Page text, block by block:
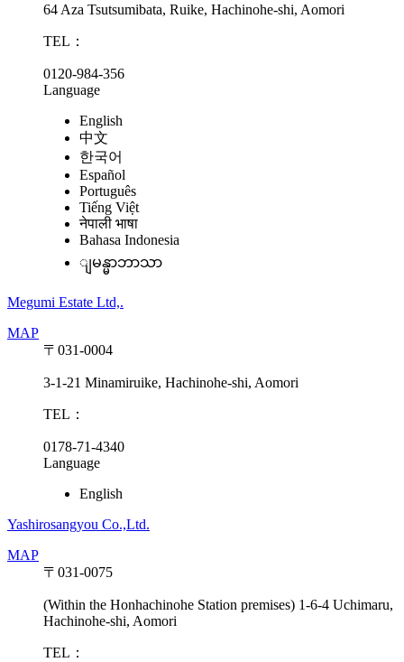
64 Aza Tsutsumibata, Ruike, Hachinohe-shi, Aomori
TEL：
0120-984-356
Language
English
中文
한국어
Español
Português
Tiếng Việt
नेपाली भाषा
Bahasa Indonesia
ျမန္မာဘာသာ
Megumi Estate Ltd,.
MAP
〒031-0004
3-1-21 Minamiruike, Hachinohe-shi, Aomori
TEL：
0178-71-4340
Language
English
Yashirosangyou Co.,Ltd.
MAP
〒031-0075
(Within the Honhachinohe Station premises) 1-6-4 Uchimaru,
Hachinohe-shi, Aomori
TEL：